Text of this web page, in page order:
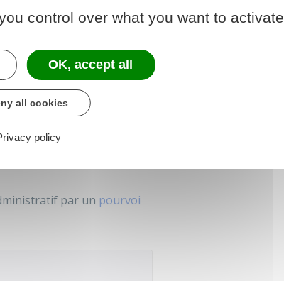
administratif.
la décision que vous
par un pourvoi
control over what you want to activate
OK, accept all
all cookies
policy